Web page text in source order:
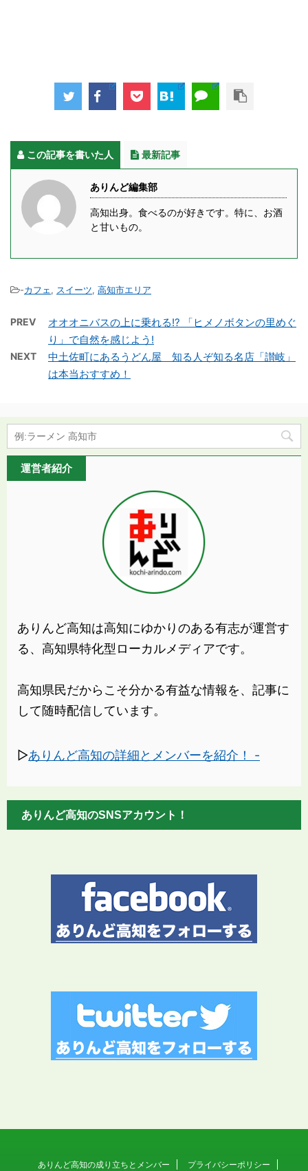
この記事を書いた人 最新記事
ありんど編集部
高知出身。食べるのが好きです。特に、お酒
と甘いもの。
-カフェ, スイーツ, 高知市エリア
PREV
オオオニバスの上に乗れる!? 「ヒメノボタンの里めぐ
り」で自然を感じよう!
NEXT
中土佐町にあるうどん屋 知る人ぞ知る名店「讃岐」
は本当おすすめ！
運営者紹介
ありんど高知は高知にゆかりのある有志が運営す
る、高知県特化型ローカルメディアです。
高知県民だからこそ分かる有益な情報を、記事に
して随時配信しています。
▷ありんど高知の詳細とメンバーを紹介！ -
ありんど高知のSNSアカウント！
ありんど高知の成り立ちとメンバー プライバシーポリシー